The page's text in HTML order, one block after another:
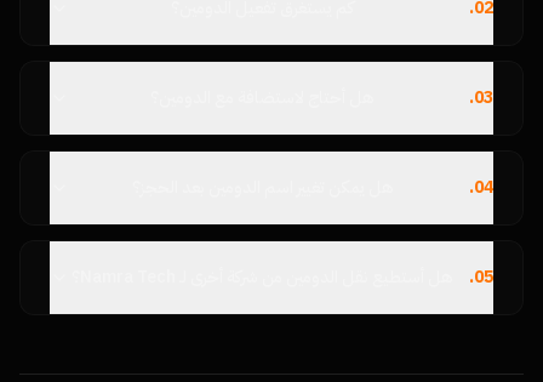
02
.
03
.
04
.
05
.